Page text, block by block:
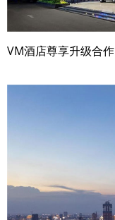
VM酒店尊享升级合作